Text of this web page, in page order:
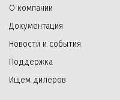
О компании
Документация
Новости и события
Поддержка
Ищем дилеров